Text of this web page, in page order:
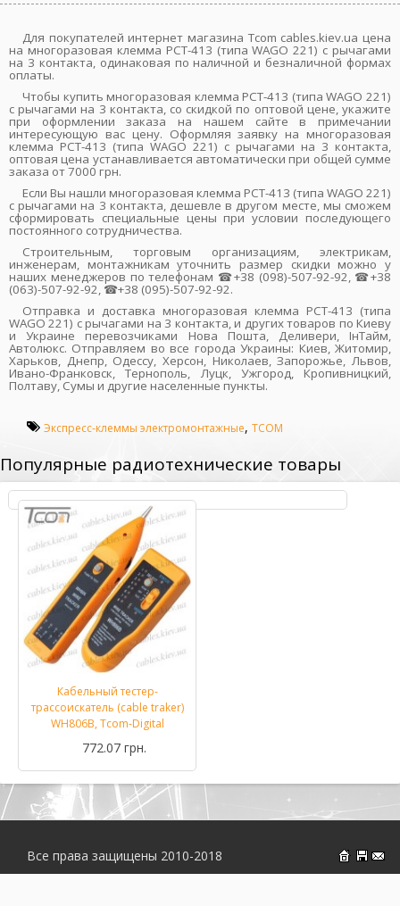
Для покупателей интернет магазина Tcom cables.kiev.ua цена
на многоразовая клемма PCT-413 (типа WAGО 221) с рычагами
на 3 контакта, одинаковая по наличной и безналичной формах
оплаты.
Чтобы купить многоразовая клемма PCT-413 (типа WAGО 221)
с рычагами на 3 контакта, со скидкой по оптовой цене, укажите
при оформлении заказа на нашем сайте в примечании
интересующую вас цену. Оформляя заявку на многоразовая
клемма PCT-413 (типа WAGО 221) с рычагами на 3 контакта,
оптовая цена устанавливается автоматически при общей сумме
заказа от 7000 грн.
Если Вы нашли многоразовая клемма PCT-413 (типа WAGО 221)
с рычагами на 3 контакта, дешевле в другом месте, мы сможем
сформировать специальные цены при условии последующего
постоянного сотрудничества.
Строительным, торговым организациям, электрикам,
инженерам, монтажникам уточнить размер скидки можно у
наших менеджеров по телефонам ☎+38 (098)-507-92-92, ☎+38
(063)-507-92-92, ☎+38 (095)-507-92-92.
Отправка и доставка многоразовая клемма PCT-413 (типа
WAGО 221) с рычагами на 3 контакта, и других товаров по Киеву
и Украине перевозчиками Нова Пошта, Деливери, ІнТайм,
Автолюкс. Отправляем во все города Украины: Киев, Житомир,
Харьков, Днепр, Одессу, Херсон, Николаев, Запорожье, Львов,
Ивано-Франковск, Тернополь, Луцк, Ужгород, Кропивницкий,
Полтаву, Сумы и другие населенные пункты.
Экспресс-клеммы электромонтажные, TCOM
Популярные радиотехнические товары
Кабельный тестер-
трассоискатель (cable traker)
WH806B, Tcom-Digital
772.07 грн.
На
Все права защищены 2010-2018